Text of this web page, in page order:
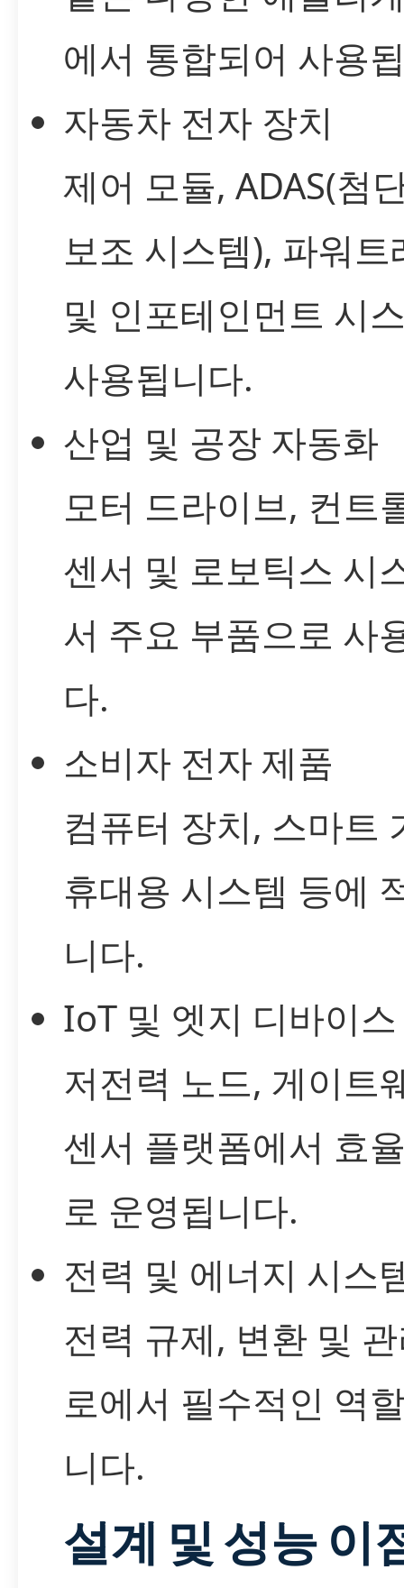
에서 통합되어 사용
자동차 전자 장치
제어 모듈, ADAS(첨
보조 시스템), 파워트
및 인포테인먼트 시
사용됩니다.
산업 및 공장 자동화
모터 드라이브, 컨트
센서 및 로보틱스 시
서 주요 부품으로 사
다.
소비자 전자 제품
컴퓨터 장치, 스마트
휴대용 시스템 등에
니다.
IoT 및 엣지 디바이스
저전력 노드, 게이트
센서 플랫폼에서 효
로 운영됩니다.
전력 및 에너지 시스
전력 규제, 변환 및
로에서 필수적인 역
니다.
설계 및 성능 이